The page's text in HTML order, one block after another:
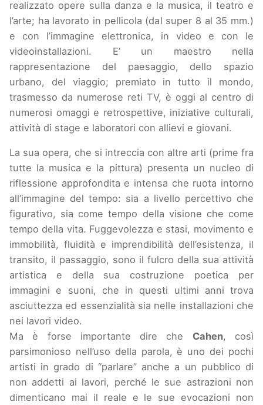
realizzato opere sulla danza e la musica, il teatro e
l’arte; ha lavorato in pellicola (dal super 8 al 35 mm.)
e con l’immagine elettronica, in video e con le
videoinstallazioni. E’ un maestro nella
rappresentazione del paesaggio, dello spazio
urbano, del viaggio; premiato in tutto il mondo,
trasmesso da numerose reti TV, è oggi al centro di
numerosi omaggi e retrospettive, iniziative culturali,
attività di stage e laboratori con allievi e giovani.
La sua opera, che si intreccia con altre arti (prime fra
tutte la musica e la pittura) presenta un nucleo di
riflessione approfondita e intensa che ruota intorno
all’immagine del tempo: sia a livello percettivo che
figurativo, sia come tempo della visione che come
tempo della vita. Fuggevolezza e stasi, movimento e
immobilità, fluidità e imprendibilità dell’esistenza, il
transito, il passaggio, sono il fulcro della sua attività
artistica e della sua costruzione poetica per
immagini e suoni, che in questi ultimi anni trova
asciuttezza ed essenzialità sia nelle installazioni che
nei lavori video.
Ma è forse importante dire che Cahen, così
parsimonioso nell’uso della parola, è uno dei pochi
artisti in grado di “parlare” anche a un pubblico di
non addetti ai lavori, perché le sue astrazioni non
dimenticano mai il reale e le sue evocazioni non